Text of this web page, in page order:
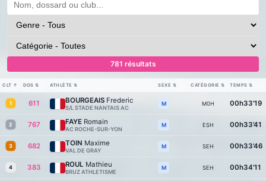
781 résultats
CLT ↑ DOS ⇅ ATHLÈTE ⇅ SEXE ⇅ CATÉGORIE ⇅ TEMPS ⇅
1 611 BOURGEAIS Frederic
S/L STADE NANTAIS AC
M M0H 00h33'19
2 767 FAYE Romain
AC ROCHE-SUR-YON
M ESH 00h33'41
3 682 TOIN Maxime
VAL DE GRAY
M SEH 00h33'46
4 383 ROUL Mathieu
BRUZ ATHLETISME
M SEH 00h34'11